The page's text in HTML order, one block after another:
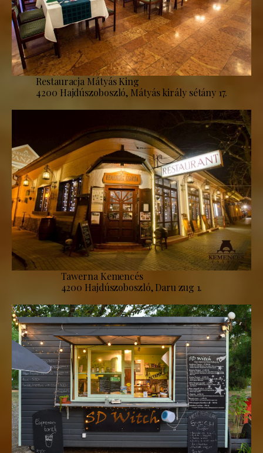
Restauracja Mátyás King
4200 Hajdúszoboszló, Mátyás király sétány 17.
Tawerna Kemencés
4200 Hajdúszoboszló, Daru zug 1.